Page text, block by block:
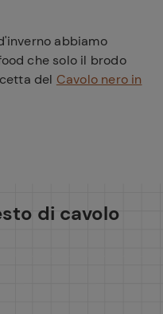
abbiamo
che solo il brodo
del Cavolo nero in
di cavolo